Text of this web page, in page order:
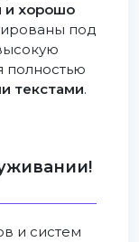
и хорошо
под
полностью
текстами.
и систем